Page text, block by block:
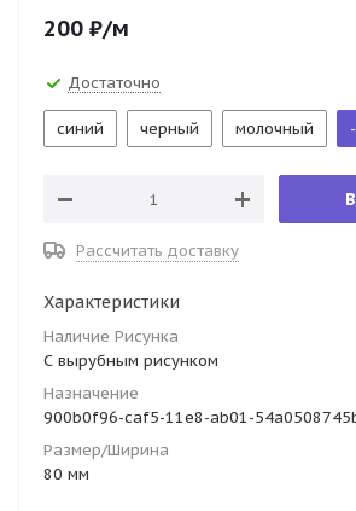
200 ₽/м
Достаточно
синий черный молочный -
Рассчитать доставку
Характеристики
Наличие Рисунка
С вырубным рисунком
Назначение
900b0f96-caf5-11e8-ab01-
Размер/Ширина
80 мм